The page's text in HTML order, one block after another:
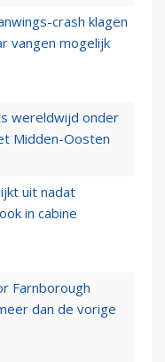
crash klagen
vangen mogelijk
wereldwijd onder
Midden-Oosten
uit nadat
in cabine
Farnborough
dan de vorige